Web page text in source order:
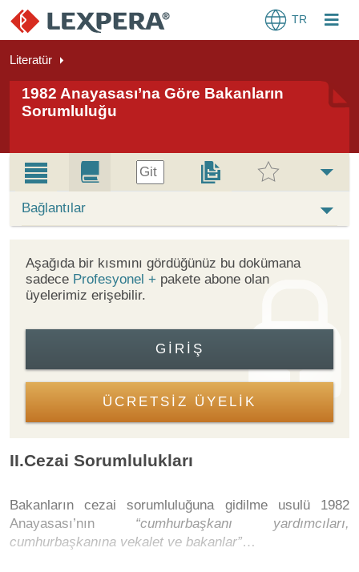
TR
Literatür
1982 Anayasası’na Göre Bakanların
Sorumluluğu
Git
Bağlantılar
Aşağıda bir kısmını gördüğünüz bu dokümana
sadece Profesyonel + pakete abone olan
üyelerimiz erişebilir.
GIRIŞ
ÜCRETSİZ ÜYELİK
II.Cezai Sorumlulukları
Bakanların cezai sorumluluğuna gidilme usulü 1982
Anayasası’nın “cumhurbaşkanı yardımcıları,
cumhurbaşkanına vekalet ve bakanlar”…